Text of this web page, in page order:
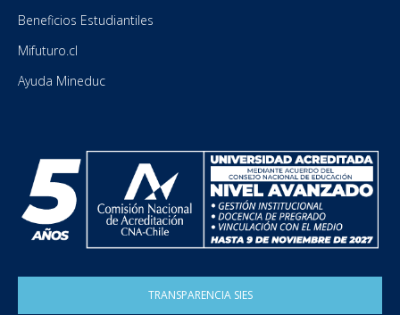
Beneficios Estudiantiles
Mifuturo.cl
Ayuda Mineduc
TRANSPARENCIA SIES